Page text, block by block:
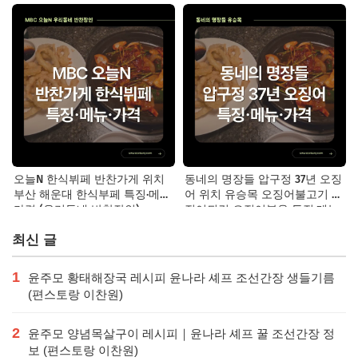
오늘N 한식뷔페 반찬가게 위치
부산 해운대 한식부페 특징·메뉴·
가격 (우리동네 반찬장인)
동네의 명장들 압구정 37년 오징
어 위치 유승목 오징어불고기 오
징어튀김 오징어볶음 특징·메뉴·
최신 글
1
윤주모 황태해장국 레시피 윤나라 셰프 조선간장 생들기름
(편스토랑 이찬원)
2
윤주모 양념목살구이 레시피｜윤나라 셰프 꿀 조선간장 정
보 (편스토랑 이찬원)